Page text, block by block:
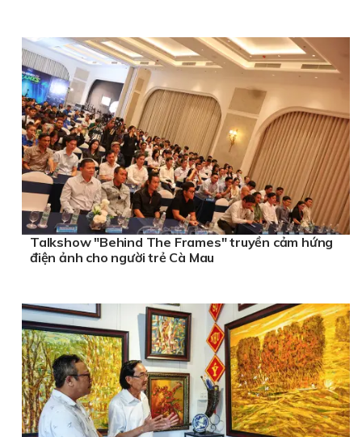
Talkshow "Behind The Frames" truyền cảm hứng
điện ảnh cho người trẻ Cà Mau